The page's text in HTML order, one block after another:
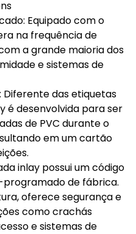
Equipado com o
na frequência de
a grande maioria dos
e sistemas de
Diferente das etiquetas
é desenvolvida para ser
de PVC durante o
em um cartão
inlay possui um código
de fábrica.
oferece segurança e
como crachás
e sistemas de